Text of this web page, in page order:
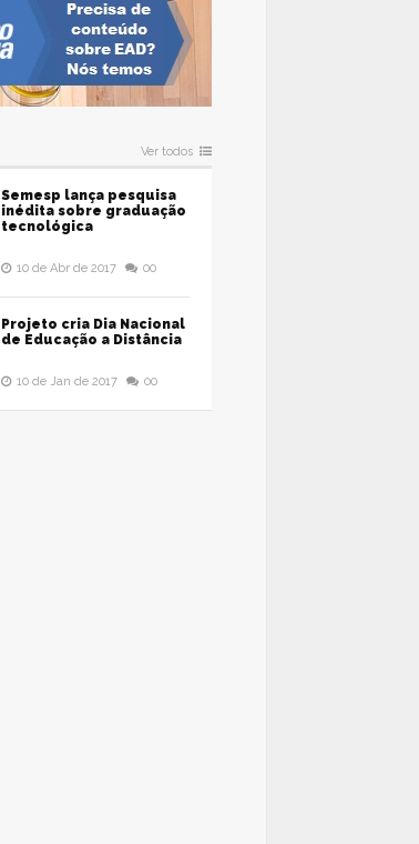
Ver todos
Semesp lança pesquisa
inédita sobre graduação
tecnológica
10 de Abr de 2017 00
Projeto cria Dia Nacional
de Educação a Distância
10 de Jan de 2017 00